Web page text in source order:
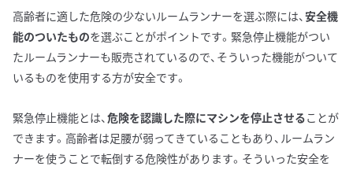
高齢者に適した危険の少ないルームランナーを選ぶ際には、 安全機
能のついたものを選ぶことがポイントです。緊急停止機能がつい
たルームランナーも販売されているので、そういった機能がついて
いるものを使用する方が安全です。
緊急停止機能とは、 危険を認識した際にマシンを停止させることが
できます。高齢者は足腰が弱ってきていることもあり、ルームラン
ナーを使うことで転倒する危険性があります。そういった安全を